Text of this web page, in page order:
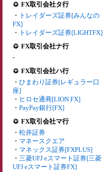
FX取引会社タ行
・ トレイダーズ証券[みんなの
FX]
・ トレイダーズ証券[LIGHTFX]
FX取引会社ナ行
-
FX取引会社ハ行
・ ひまわり証券[レギュラー口
座]
・ ヒロセ通商[LION FX]
・ PayPay銀行[FX]
FX取引会社マ行
・ 松井証券
・ マネースクエア
・ マネックス証券[FXPLUS]
・ 三菱UFJ eスマート証券[三菱
UFJ eスマート証券FX]